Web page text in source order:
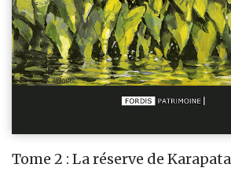
Tome 2 : La réserve de Karapata